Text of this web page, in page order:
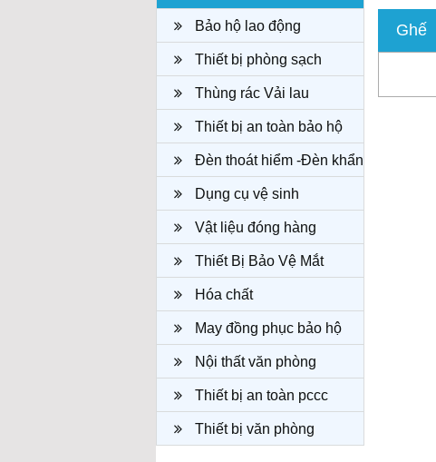
Bảo hộ lao động
Thiết bị phòng sạch
Thùng rác Vải lau
Thiết bị an toàn bảo hộ
Đèn thoát hiểm -Đèn khẩn
cấpDụng cụ vệ sinh
Vật liệu đóng hàng
Thiết Bị Bảo Vệ Mắt
Hóa chất
May đồng phục bảo hộ
công tyNội thất văn phòng
Thiết bị an toàn pccc
Thiết bị văn phòng
Ghế